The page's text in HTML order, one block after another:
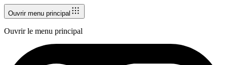
Ouvrir menu principal
Ouvrir le menu principal